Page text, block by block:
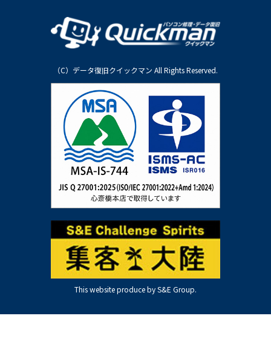
（C）データ復旧クイックマン All Rights Reserved.
This website produce by S&E Group.